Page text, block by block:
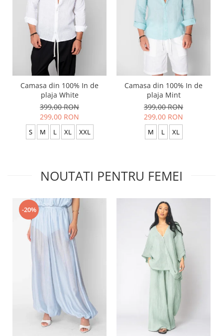
Camasa din 100% In de
plaja White
399,00 RON
299,00 RON
S M L XL XXL
Camasa din 100% In de
plaja Mint
399,00 RON
299,00 RON
M L XL
NOUTATI PENTRU FEMEI
-20%